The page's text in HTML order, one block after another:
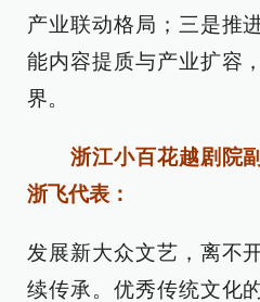
产业联动格局；三是推
能内容提质与产业扩容
界。
浙江小百花越剧院
浙飞代表：
发展新大众文艺，离不
续传承。优秀传统文化